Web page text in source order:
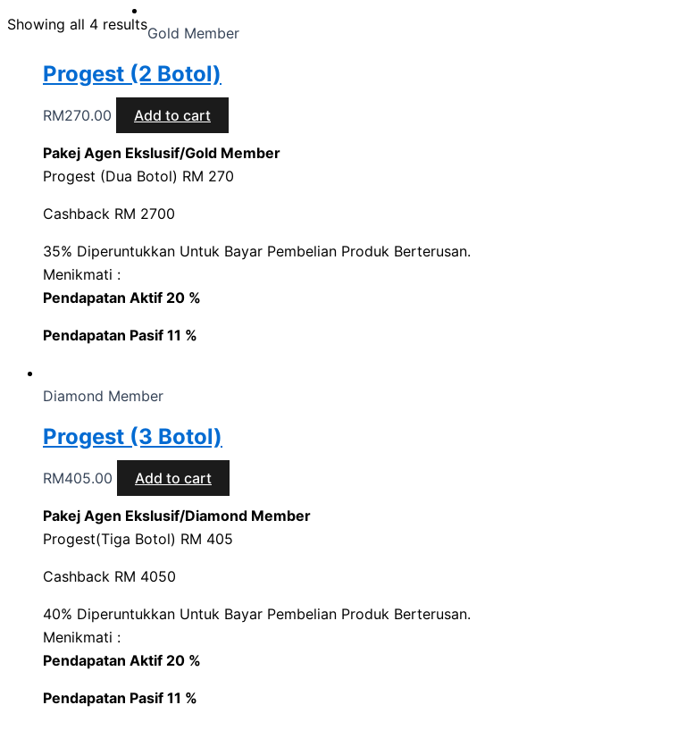
Showing all 4 resultsGold Member
Progest (2 Botol)
RM270.00 Add to cart
Pakej Agen Ekslusif/Gold Member
Progest (Dua Botol) RM 270
Cashback RM 2700
35% Diperuntukkan Untuk Bayar Pembelian Produk Berterusan.
Menikmati :
Pendapatan Aktif 20 %
Pendapatan Pasif 11 %
Diamond Member
Progest (3 Botol)
RM405.00 Add to cart
Pakej Agen Ekslusif/Diamond Member
Progest(Tiga Botol) RM 405
Cashback RM 4050
40% Diperuntukkan Untuk Bayar Pembelian Produk Berterusan.
Menikmati :
Pendapatan Aktif 20 %
Pendapatan Pasif 11 %